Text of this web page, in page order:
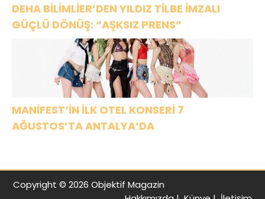
DEHA BİLİMLİER’DEN YILDIZ TİLBE İMZALI
GÜÇLÜ DÖNÜŞ: “AŞKSIZ PRENS”
MANİFEST’İN İLK OTEL KONSERİ 7
AĞUSTOS’TA ANTALYA’DA
Copyright © 2026 Objektif Magazin